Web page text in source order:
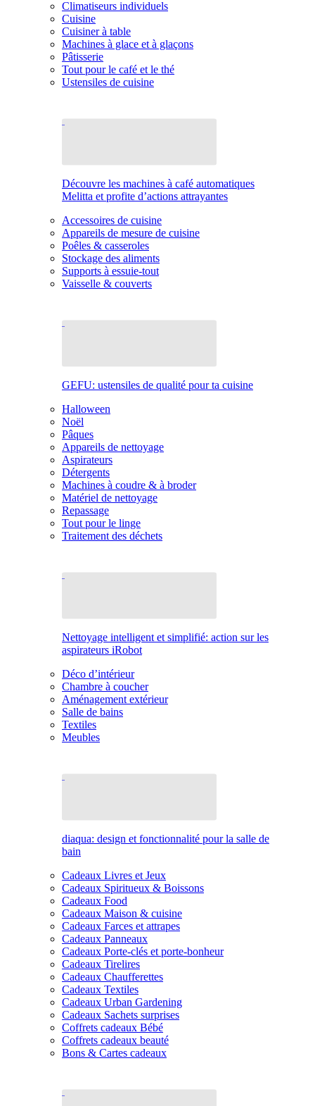
Climatiseurs individuels
Cuisine
Cuisiner à table
Machines à glace et à glaçons
Pâtisserie
Tout pour le café et le thé
Ustensiles de cuisine
Découvre les machines à café automatiques
Melitta et profite d’actions attrayantes
Accessoires de cuisine
Appareils de mesure de cuisine
Poêles & casseroles
Stockage des aliments
Supports à essuie-tout
Vaisselle & couverts
GEFU: ustensiles de qualité pour ta cuisine
Halloween
Noël
Pâques
Appareils de nettoyage
Aspirateurs
Détergents
Machines à coudre & à broder
Matériel de nettoyage
Repassage
Tout pour le linge
Traitement des déchets
Nettoyage intelligent et simplifié: action sur les
aspirateurs iRobot
Déco d’intérieur
Chambre à coucher
Aménagement extérieur
Salle de bains
Textiles
Meubles
diaqua: design et fonctionnalité pour la salle de
bain
Cadeaux Livres et Jeux
Cadeaux Spiritueux & Boissons
Cadeaux Food
Cadeaux Maison & cuisine
Cadeaux Farces et attrapes
Cadeaux Panneaux
Cadeaux Porte-clés et porte-bonheur
Cadeaux Tirelires
Cadeaux Chaufferettes
Cadeaux Textiles
Cadeaux Urban Gardening
Cadeaux Sachets surprises
Coffrets cadeaux Bébé
Coffrets cadeaux beauté
Bons & Cartes cadeaux